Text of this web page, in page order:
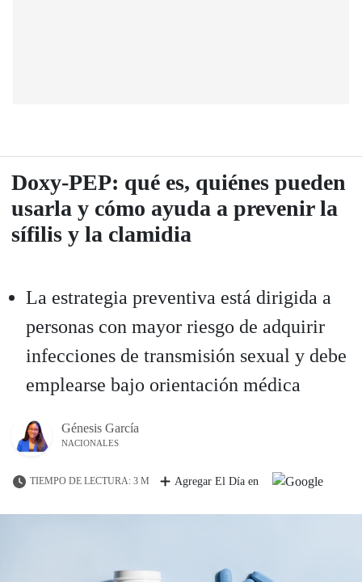
Doxy-PEP: qué es, quiénes pueden
usarla y cómo ayuda a prevenir la
sífilis y la clamidia
La estrategia preventiva está dirigida a
personas con mayor riesgo de adquirir
infecciones de transmisión sexual y debe
emplearse bajo orientación médica
Génesis García
NACIONALES
TIEMPO DE LECTURA: 3 M Agregar El Día en